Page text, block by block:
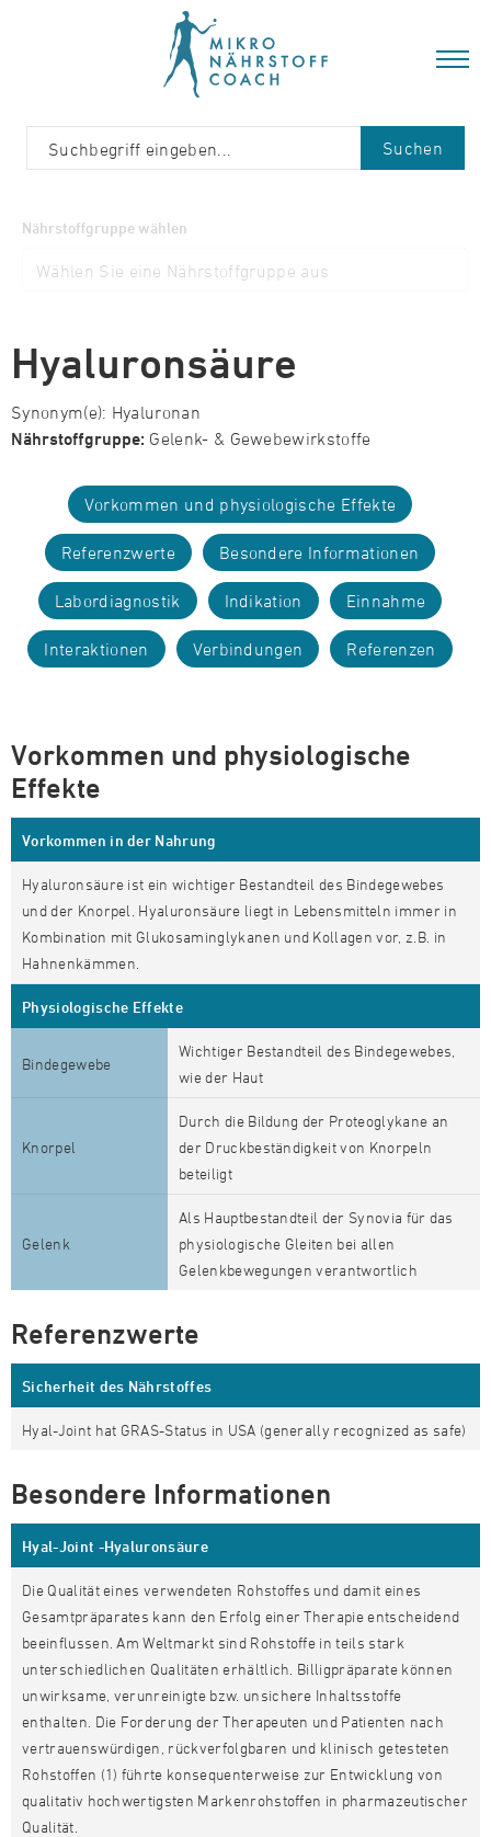
Suchen
Hyaluronsäure
Synonym(e): Hyaluronan
Nährstoffgruppe: Gelenk- & Gewebewirkstoffe
Vorkommen und physiologische Effekte
Referenzwerte Besondere Informationen
Labordiagnostik Indikation Einnahme
Interaktionen Verbindungen Referenzen
Vorkommen und physiologische
Effekte
Vorkommen in der Nahrung
Hyaluronsäure ist ein wichtiger Bestandteil des Bindegewebes
und der Knorpel. Hyaluronsäure liegt in Lebensmitteln immer in
Kombination mit Glukosaminglykanen und Kollagen vor, z.B. in
Hahnenkämmen.
Physiologische Effekte
Bindegewebe
Wichtiger Bestandteil des Bindegewebes,
wie der Haut
Knorpel
Durch die Bildung der Proteoglykane an
der Druckbeständigkeit von Knorpeln
beteiligt
Gelenk
Als Hauptbestandteil der Synovia für das
physiologische Gleiten bei allen
Gelenkbewegungen verantwortlich
Referenzwerte
Sicherheit des Nährstoffes
Hyal-Joint hat GRAS-Status in USA (generally recognized as safe)
Besondere Informationen
Hyal-Joint -Hyaluronsäure
Die Qualität eines verwendeten Rohstoffes und damit eines
Gesamtpräparates kann den Erfolg einer Therapie entscheidend
beeinflussen. Am Weltmarkt sind Rohstoffe in teils stark
unterschiedlichen Qualitäten erhältlich. Billigpräparate können
unwirksame, verunreinigte bzw. unsichere Inhaltsstoffe
enthalten. Die Forderung der Therapeuten und Patienten nach
vertrauenswürdigen, rückverfolgbaren und klinisch getesteten
Rohstoffen (1) führte konsequenterweise zur Entwicklung von
qualitativ hochwertigsten Markenrohstoffen in pharmazeutischer
Qualität.
Nährstoffgruppe wählen